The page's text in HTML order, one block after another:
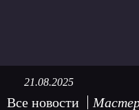
Все новости
21.08.2025